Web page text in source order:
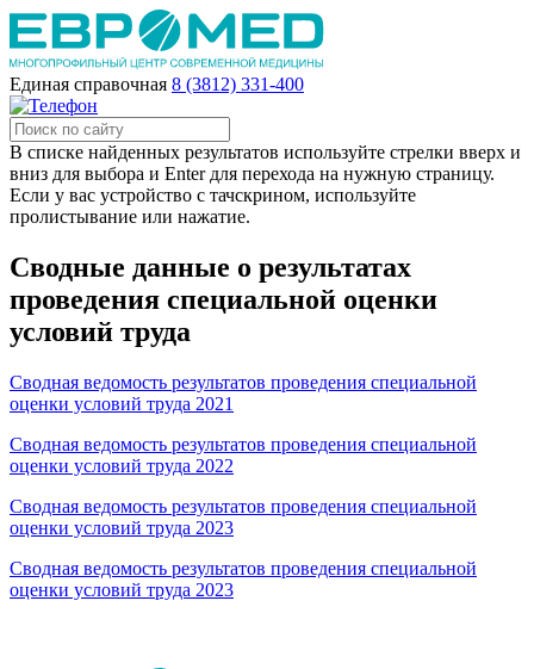
Единая справочная 8 (3812) 331-400
В списке найденных результатов используйте стрелки вверх и
вниз для выбора и Enter для перехода на нужную страницу.
Если у вас устройство с тачскрином, используйте
пролистывание или нажатие.
Сводные данные о результатах
проведения специальной оценки
условий труда
Сводная ведомость результатов проведения специальной
оценки условий труда 2021
Сводная ведомость результатов проведения специальной
оценки условий труда 2022
Сводная ведомость результатов проведения специальной
оценки условий труда 2023
Сводная ведомость результатов проведения специальной
оценки условий труда 2023